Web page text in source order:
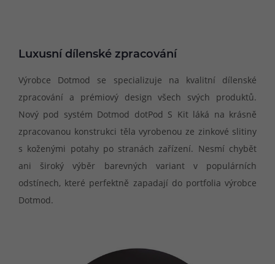
Luxusní dílenské zpracování
Výrobce Dotmod se specializuje na kvalitní dílenské
zpracování a prémiový design všech svých produktů.
Nový pod systém Dotmod dotPod S Kit láká na krásně
zpracovanou konstrukci těla vyrobenou ze zinkové slitiny
s koženými potahy po stranách zařízení. Nesmí chybět
ani široký výběr barevných variant v populárních
odstínech, které perfektně zapadají do portfolia výrobce
Dotmod.